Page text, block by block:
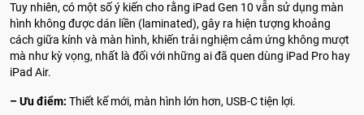
Tuy nhiên, có một số ý kiến cho rằng iPad Gen 10 vẫn sử dụng màn
hình không được dán liền (laminated), gây ra hiện tượng khoảng
cách giữa kính và màn hình, khiến trải nghiệm cảm ứng không mượt
mà như kỳ vọng, nhất là đối với những ai đã quen dùng iPad Pro hay
iPad Air.
– Ưu điểm: Thiết kế mới, màn hình lớn hơn, USB-C tiện lợi.